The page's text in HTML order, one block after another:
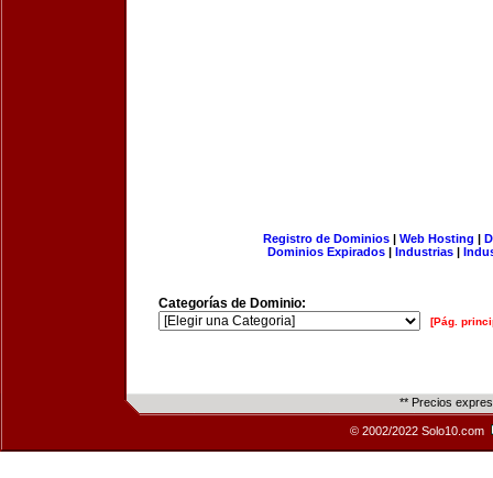
Registro de Dominios| Web Hosting |
Dominios Expirados | Industrias |
Categorías de Dominio:
[Pág.
** Precios
© 2002/2022 Solo10.com